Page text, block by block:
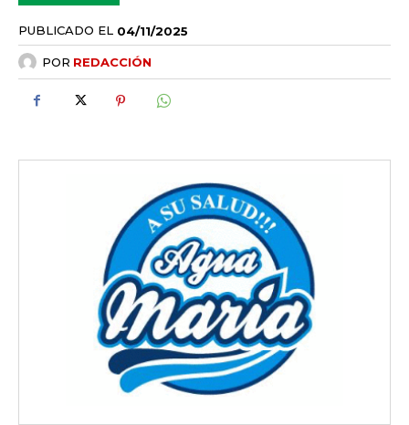
PUBLICADO EL 04/11/2025
POR REDACCIÓN